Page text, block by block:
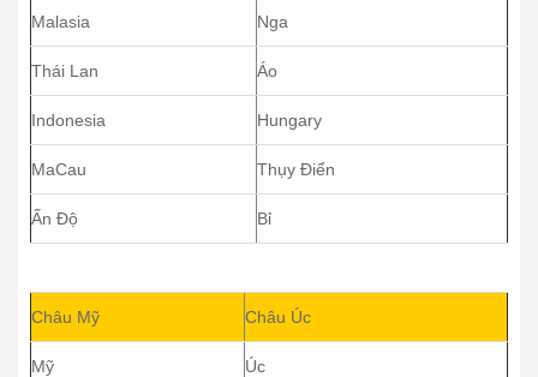
Malasia Nga
Thái Lan Áo
Indonesia Hungary
MaCau Thụy Điển
Ấn Độ Bỉ
Châu Mỹ Châu Úc
Mỹ Úc